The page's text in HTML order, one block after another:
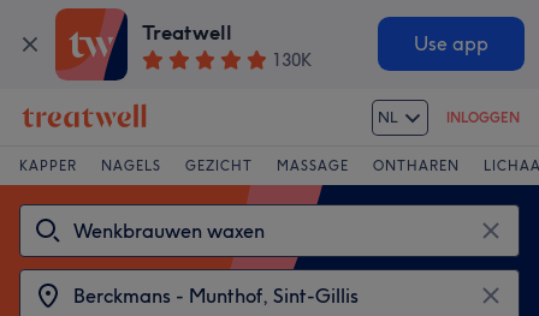
Treatwell
130K
Use app
NL INLOGGEN
KAPPER NAGELS GEZICHT MASSAGE ONTHAREN